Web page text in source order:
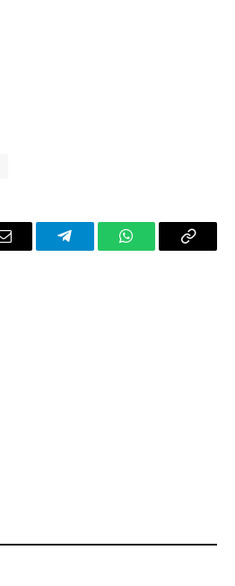
Email TelegramWhatsAppCopy